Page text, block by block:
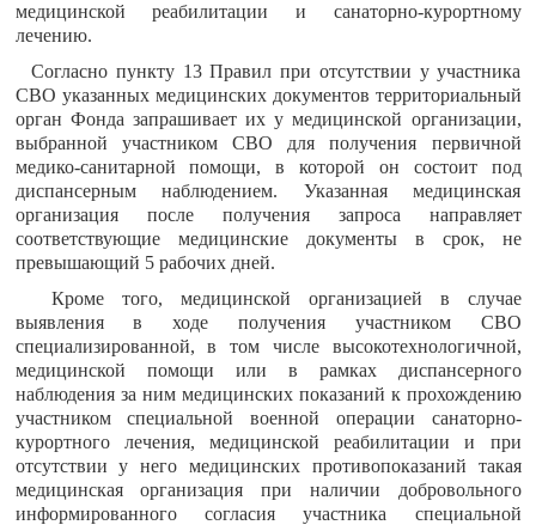
медицинской реабилитации и санаторно-курортному
лечению.
Согласно пункту 13 Правил при отсутствии у участника
СВО указанных медицинских документов территориальный
орган Фонда запрашивает их у медицинской организации,
выбранной участником СВО для получения первичной
медико-санитарной помощи, в которой он состоит под
диспансерным наблюдением. Указанная медицинская
организация после получения запроса направляет
соответствующие медицинские документы в срок, не
превышающий 5 рабочих дней.
Кроме того, медицинской организацией в случае
выявления в ходе получения участником СВО
специализированной, в том числе высокотехнологичной,
медицинской помощи или в рамках диспансерного
наблюдения за ним медицинских показаний к прохождению
участником специальной военной операции санаторно-
курортного лечения, медицинской реабилитации и при
отсутствии у него медицинских противопоказаний такая
медицинская организация при наличии добровольного
информированного согласия участника специальной